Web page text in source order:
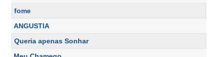
fome
ANGUSTIA
Queria apenas Sonhar